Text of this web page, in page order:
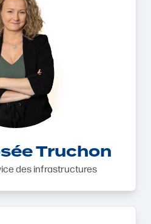
Truchon
des infrastructures